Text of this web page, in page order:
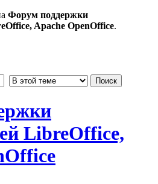
Форум поддержки
Apache OpenOffice.
LibreOffice,